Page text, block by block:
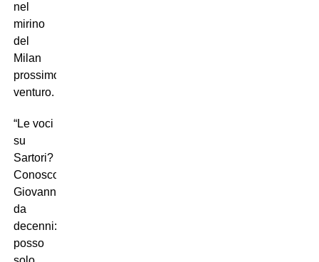
nel
mirino
del
Milan
prossimo
venturo.
“Le voci
su
Sartori?
Conosco
Giovanni
da
decenni:
posso